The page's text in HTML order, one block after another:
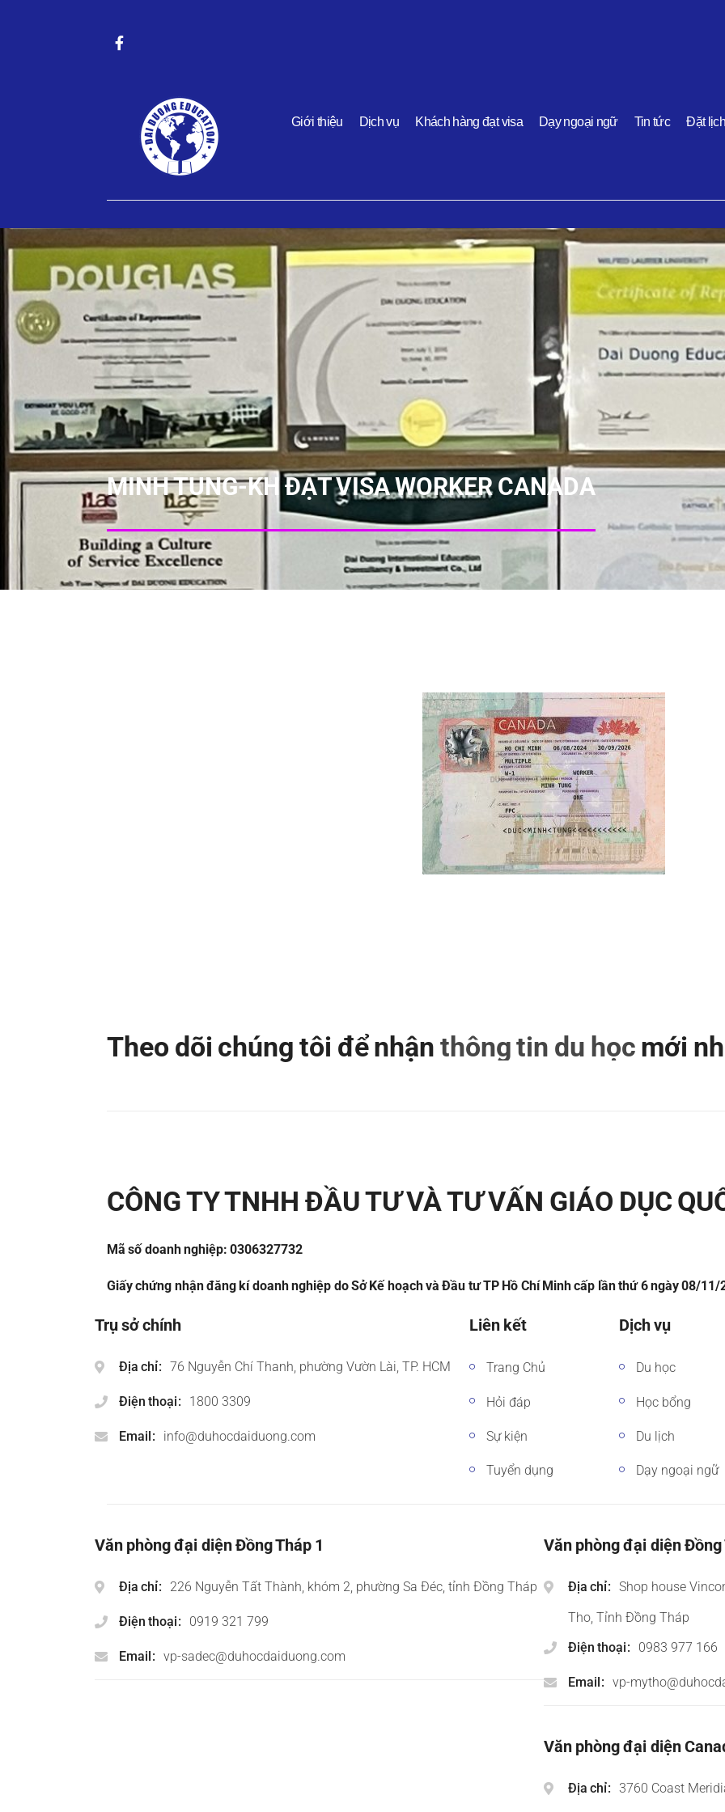
Giới thiệu Dịch vụ Khách hàng đạt visa Dạy ngoại ngữ Tin tức Đặt
MINH TUNG-KH ĐẠT VISA WORKER CANADA
Theo dõi chúng tôi để nhận thông tin du học mới
CÔNG TY TNHH ĐẦU TƯ VÀ TƯ VẤN GIÁO DỤC
Mã số doanh nghiệp: 0306327732
Giấy chứng nhận đăng kí doanh nghiệp do Sở Kế hoạch và Đầu tư TP Hồ Chí Minh cấp lần thứ 6 ngày 08/11/
Trụ sở chính
Địa chỉ 76 Nguyễn Chí Thanh, phường Vườn Lài, TP. HCM
Điện thoại 1800 3309
Email info@duhocdaiduong.com
Liên kết
Trang Chủ
Hỏi đáp
Sự kiện
Tuyển dụng
Dịch vụ
Du học
Học bổng
Du lịch
Dạy ngoại ngữ
Văn phòng đại diện Đồng Tháp 1
Địa chỉ 226 Nguyễn Tất Thành, khóm 2, phường Sa Đéc, tỉnh Đồng Tháp
Điện thoại 0919 321 799
Email vp-sadec@duhocdaiduong.com
Văn phòng đại diện Đồng
Địa chỉ
Shop house
Tho, Tỉnh Đồng Tháp
Điện thoại
0983 977 166
Email vp-
Văn phòng đại diện
Địa chỉ 3760 Coast